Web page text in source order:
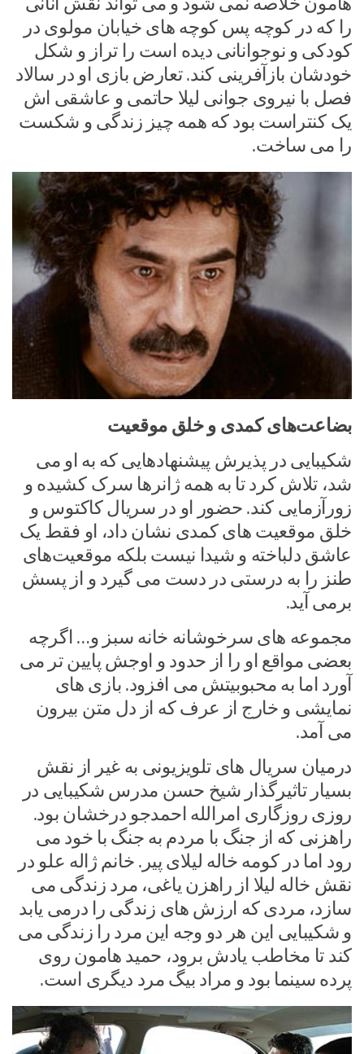
را که در کوچه پس کوچه های خیابان مولوی در
کودکی و نوجوانانی دیده است را تراز و شکل
خودشان بازآفرینی کند. تعارض بازی او در سالاد
فصل با نیروی جوانی لیلا حاتمی و عاشقی اش
یک کنتراست بود که همه چیز زندگی و شکست
را می ساخت.
بضاعت‌های کمدی و خلق موقعیت
شکیبایی در پذیرش پیشنهادهایی که به او می
شد، تلاش کرد تا به همه ژانرها سرک کشیده و
زورآزمایی کند. حضور او در سریال کاکتوس و
خلق موقعیت های کمدی نشان داد، او فقط یک
عاشق دلباخته و شیدا نیست بلکه موقعیت‌های
طنز را به درستی در دست می گیرد و از پسش
برمی آید.
مجموعه های سرخوشانه خانه سبز و… اگرچه
بعضی مواقع او را از حدود و اوجش پایین تر می
آورد اما به محبوبیتش می افزود. بازی های
نمایشی و خارج از عرف که از دل متن بیرون
می آمد.
درمیان سریال های تلویزیونی به غیر از نقش
بسیار تاثیرگذار شیخ حسن مدرس شکیبایی در
روزی روزگاری امرالله احمدجو درخشان بود.
راهزنی که از جنگ با مردم به جنگ با خود می
رود اما در کومه خاله لیلای پیر. خانم ژاله علو در
نقش خاله لیلا از راهزن یاغی، مرد زندگی می
سازد، مردی که ارزش های زندگی را درمی یابد
و شکیبایی این هر دو وجه این مرد را زندگی می
کند تا مخاطب یادش برود، حمید هامون روی
پرده سینما بود و مراد بیگ مرد دیگری است.